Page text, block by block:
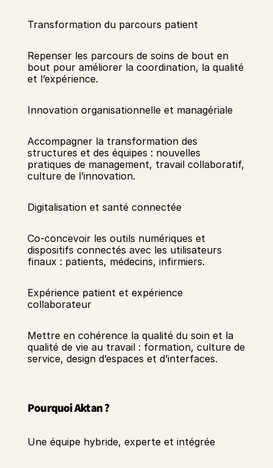
Transformation du parcours patient
Repenser les parcours de soins de bout en
bout pour améliorer la coordination, la qualité
et l’expérience.
Innovation organisationnelle et managériale
Accompagner la transformation des
structures et des équipes : nouvelles
pratiques de management, travail collaboratif,
culture de l’innovation.
Digitalisation et santé connectée
Co-concevoir les outils numériques et
dispositifs connectés avec les utilisateurs
finaux : patients, médecins, infirmiers.
Expérience patient et expérience
collaborateur
Mettre en cohérence la qualité du soin et la
qualité de vie au travail : formation, culture de
service, design d’espaces et d’interfaces.
Pourquoi Aktan ?
Une équipe hybride, experte et intégrée